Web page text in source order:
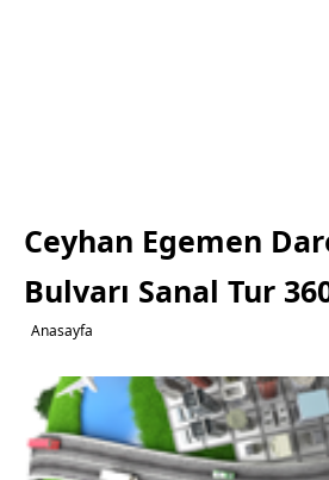
Ceyhan Egemen
Bulvarı Sanal Tur
Anasayfa